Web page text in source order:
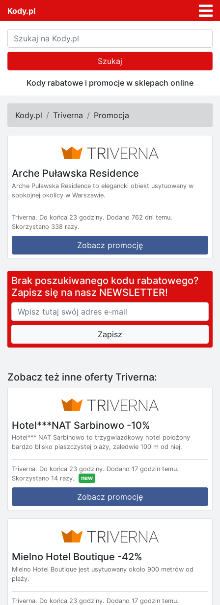
Kody.pl
Szukaj
Kody rabatowe i promocje w sklepach online
Kody.pl Triverna Promocja
Arche Puławska Residence
Arche Puławska Residence to elegancki obiekt usytuowany w
spokojnej okolicy w Warszawie.
Triverna. Do końca 23 godziny. Dodano 762 dni temu.
Skorzystano 338 razy.
Zobacz promocję
Brak poszukiwanego kodu rabatowego?
Zapisz się na nasz NEWSLETTER!
Zobacz też inne oferty Triverna:
Hotel***NAT Sarbinowo -10%
Hotel*** NAT Sarbinowo to trzygwiazdkowy hotel położony
bardzo blisko piaszczystej plaży, zaledwie 100 m od niej.
Triverna. Do końca 23 godziny. Dodano 17 godzin temu.
Skorzystano 14 razy.
new
Zobacz promocję
Mielno Hotel Boutique -42%
Mielno Hotel Boutique jest usytuowany około 900 metrów od
plaży.
Triverna. Do końca 23 godziny. Dodano 17 godzin temu.